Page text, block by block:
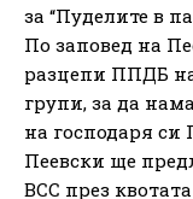
за “Пуделите в
По заповед на
разцепи ППДБ
групи, за да
на господаря
Пеевски ще
ВСС през